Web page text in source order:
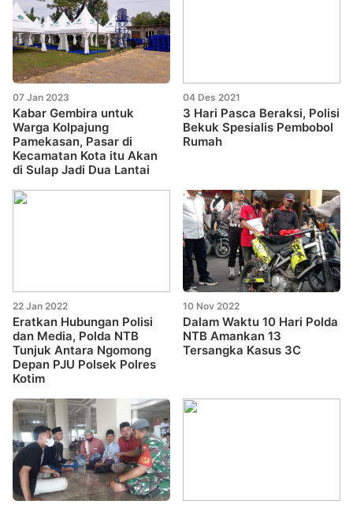
07 Jan 2023
Kabar Gembira untuk
Warga Kolpajung
Pamekasan, Pasar di
Kecamatan Kota itu Akan
di Sulap Jadi Dua Lantai
04 Des 2021
3 Hari Pasca Beraksi, Polisi
Bekuk Spesialis Pembobol
Rumah
22 Jan 2022
Eratkan Hubungan Polisi
dan Media, Polda NTB
Tunjuk Antara Ngomong
Depan PJU Polsek Polres
Kotim
10 Nov 2022
Dalam Waktu 10 Hari Polda
NTB Amankan 13
Tersangka Kasus 3C